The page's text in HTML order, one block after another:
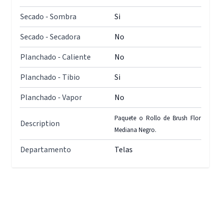
Secado - Sombra
Si
Secado - Secadora
No
Planchado - Caliente
No
Planchado - Tibio
Si
Planchado - Vapor
No
Description
Paquete o Rollo de Brush Flor
Mediana Negro.
Departamento Telas